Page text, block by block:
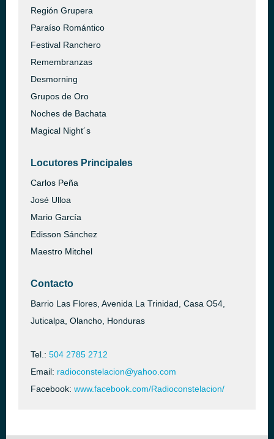
Región Grupera
Paraíso Romántico
Festival Ranchero
Remembranzas
Desmorning
Grupos de Oro
Noches de Bachata
Magical Night´s
Locutores Principales
Carlos Peña
José Ulloa
Mario García
Edisson Sánchez
Maestro Mitchel
Contacto
Barrio Las Flores, Avenida La Trinidad, Casa O54,
Juticalpa, Olancho, Honduras
Tel.: 504 2785 2712
Email: radioconstelacion@yahoo.com
Facebook: www.facebook.com/Radioconstelacion/